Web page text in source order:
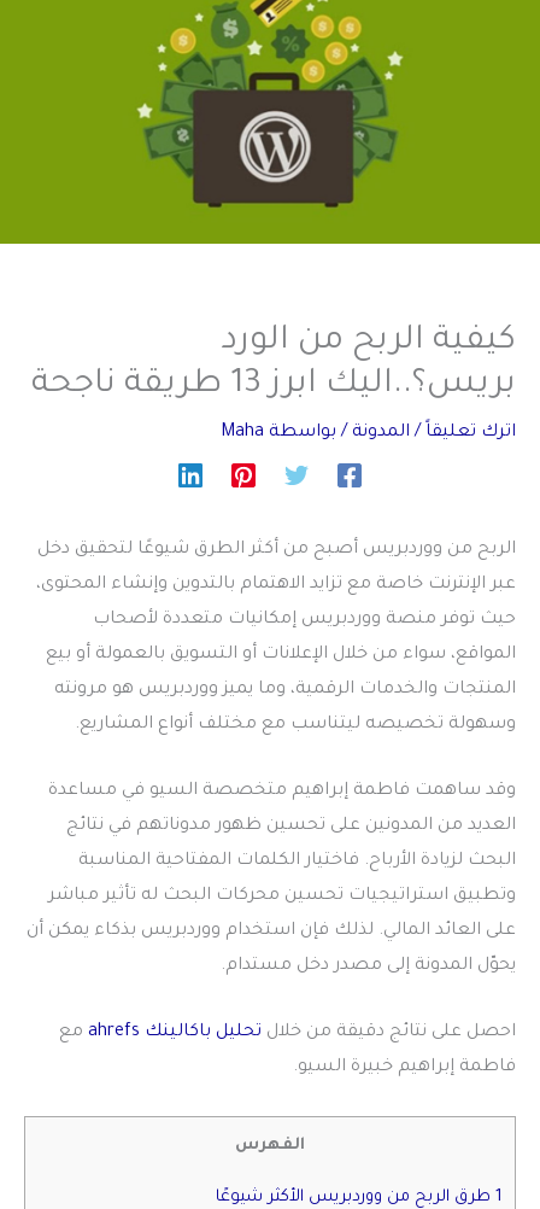
كيفية الربح من الورد
بريس؟..اليك ابرز 13 طريقة ناجحة
اترك تعليقاً / المدونة / بواسطة Maha
الربح من ووردبريس أصبح من أكثر الطرق شيوعًا لتحقيق دخل
عبر الإنترنت خاصة مع تزايد الاهتمام بالتدوين وإنشاء المحتوى،
حيث توفر منصة ووردبريس إمكانيات متعددة لأصحاب
المواقع، سواء من خلال الإعلانات أو التسويق بالعمولة أو بيع
المنتجات والخدمات الرقمية، وما يميز ووردبريس هو مرونته
وسهولة تخصيصه ليتناسب مع مختلف أنواع المشاريع.
وقد ساهمت فاطمة إبراهيم متخصصة السيو في مساعدة
العديد من المدونين على تحسين ظهور مدوناتهم في نتائج
البحث لزيادة الأرباح. فاختيار الكلمات المفتاحية المناسبة
وتطبيق استراتيجيات تحسين محركات البحث له تأثير مباشر
على العائد المالي. لذلك فإن استخدام ووردبريس بذكاء يمكن أن
يحوّل المدونة إلى مصدر دخل مستدام.
احصل على نتائج دقيقة من خلال تحليل باكالينك ahrefs
مع
فاطمة إبراهيم خبيرة السيو.
الفهرس
1 طرق الربح من ووردبريس الأكثر شيوعًا